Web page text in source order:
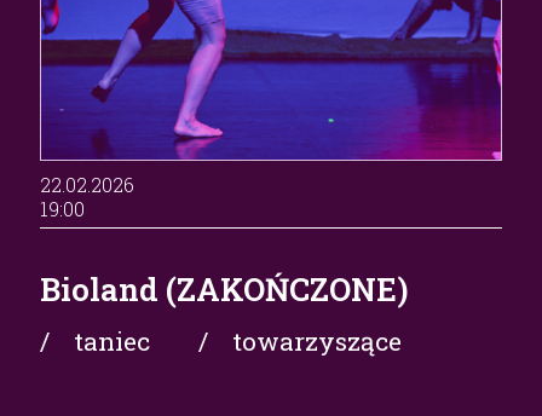
22.02.2026
19:00
Bioland (ZAKOŃCZONE)
/ taniec / towarzyszące